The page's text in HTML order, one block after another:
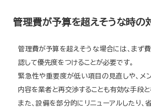
管理費が予算を超えそうな時の
管理費が予算を超えそうな場合には、まず
認して優先度をつけることが必要です。
緊急性や重要度が低い項目の見直しや、メ
内容を業者と再交渉することも有効な手段と
また、設備を部分的にリニューアルしたり、